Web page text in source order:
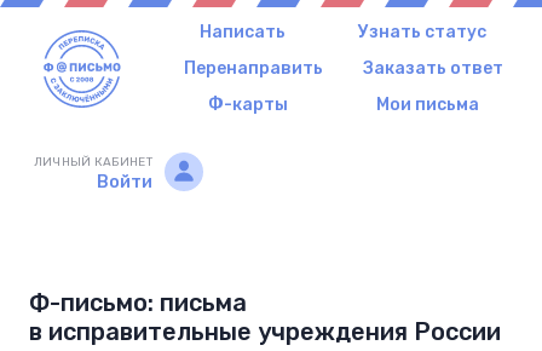
Написать
Узнать статус
Перенаправить
Заказать ответ
Ф-карты
Мои письма
ЛИЧНЫЙ КАБИНЕТ
Войти
Ф-письмо: письма
в исправительные учреждения России